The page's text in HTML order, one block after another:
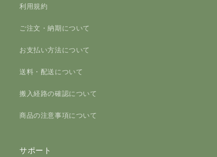
利用規約
ご注文・納期について
お支払い方法について
送料・配送について
搬入経路の確認について
商品の注意事項について
サポート